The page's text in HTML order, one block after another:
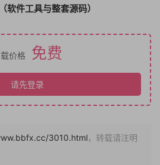
件工具与整套源码）
价格 免费
请先登录
3010.html，转载请注明